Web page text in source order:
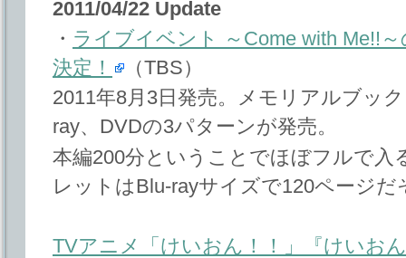
2011/04/22 Update
・ ライブイベント ～Come with Me!!
決定！
（TBS）
2011年8月3日発売。メモリアルブッ
ray、DVDの3パターンが発売。
本編200分ということでほぼフルで入
レットはBlu-rayサイズで120ページだ
TVアニメ「けいおん！！」『けいお